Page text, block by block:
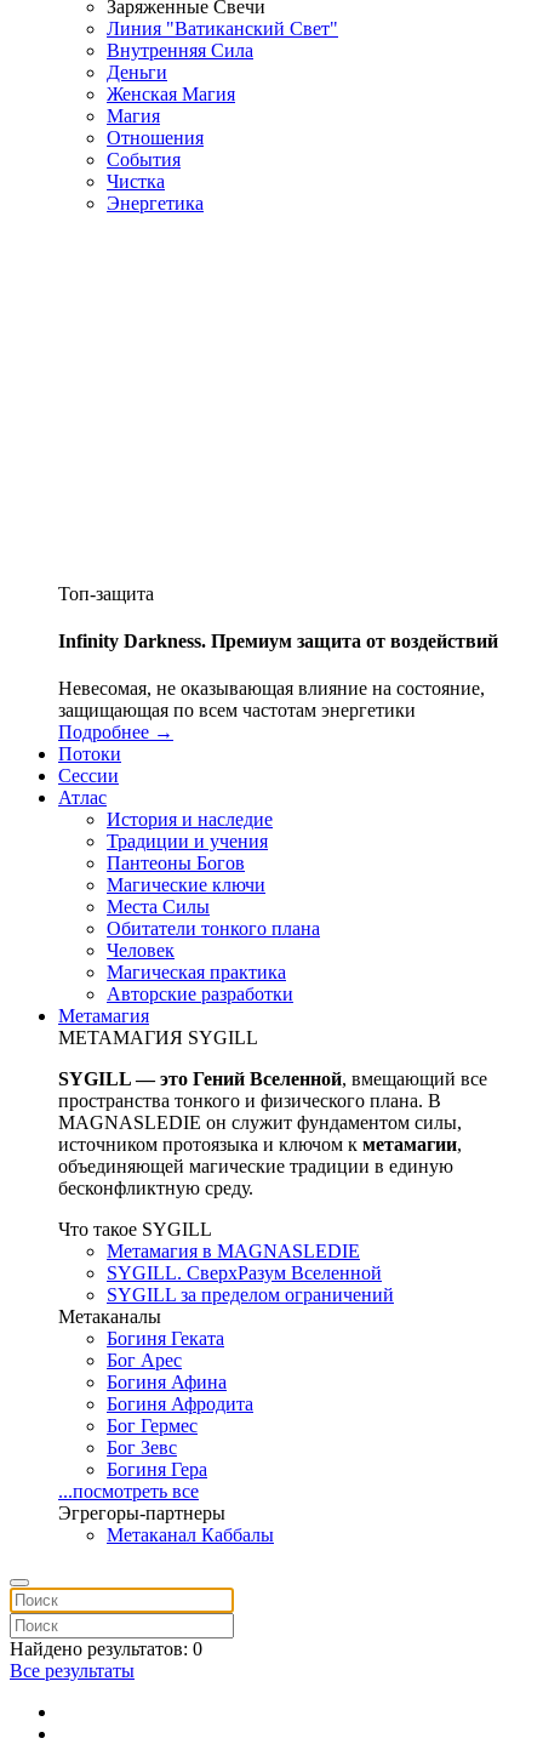
Заряженные Свечи
Линия "Ватиканский Свет"
Внутренняя Сила
Деньги
Женская Магия
Магия
Отношения
События
Чистка
Энергетика
Топ-защита
Infinity Darkness. Премиум защита от воздействий
Невесомая, не оказывающая влияние на состояние,
защищающая по всем частотам энергетики
Подробнее →
Потоки
Сессии
Атлас
История и наследие
Традиции и учения
Пантеоны Богов
Магические ключи
Места Силы
Обитатели тонкого плана
Человек
Магическая практика
Авторские разработки
Метамагия
МЕТАМАГИЯ SYGILL
SYGILL — это Гений Вселенной, вмещающий все
пространства тонкого и физического плана. В
MAGNASLEDIE он служит фундаментом силы,
источником протоязыка и ключом к метамагии,
объединяющей магические традиции в единую
бесконфликтную среду.
Что такое SYGILL
Метамагия в MAGNASLEDIE
SYGILL. СверхРазум Вселенной
SYGILL за пределом ограничений
Метаканалы
Богиня Геката
Бог Арес
Богиня Афина
Богиня Афродита
Бог Гермес
Бог Зевс
Богиня Гера
...посмотреть все
Эгрегоры-партнеры
Метаканал Каббалы
Найдено результатов: 0
Все результаты